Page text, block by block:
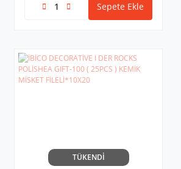
Sepete Ekle
TÜKENDİ